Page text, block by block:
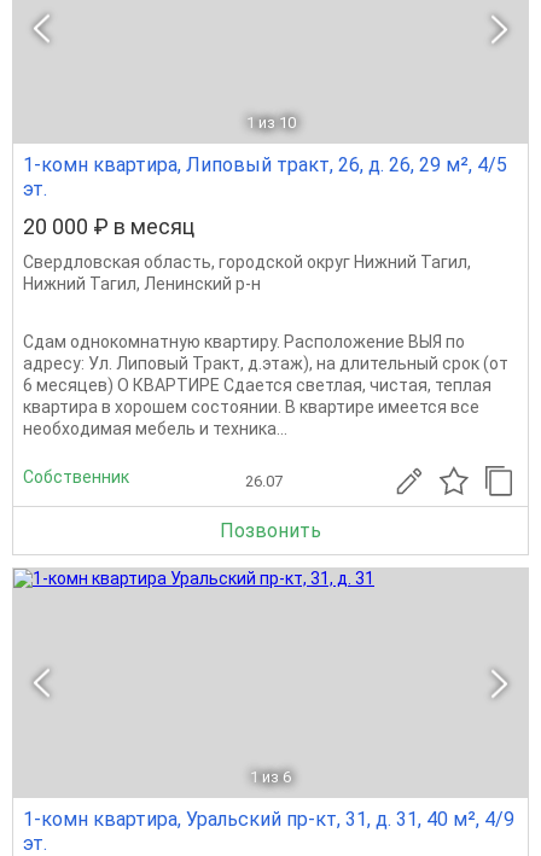
1 из 10
1-комн квартира, Липовый тракт, 26, д. 26, 29 м², 4/5
эт.
20 000 ₽ в месяц
Свердловская область, городской округ Нижний Тагил,
Нижний Тагил, Ленинский р-н
Сдам однокомнатную квартиру. Расположение ВЫЯ по
адресу: Ул. Липовый Тракт, д.этаж), на длительный срок (от
6 месяцев) О КВАРТИРЕ Сдается светлая, чистая, теплая
квартира в хорошем состоянии. В квартире имеется все
необходимая мебель и техника...
Собственник 26.07
Позвонить
1 из 6
1-комн квартира, Уральский пр-кт, 31, д. 31, 40 м², 4/9
эт.